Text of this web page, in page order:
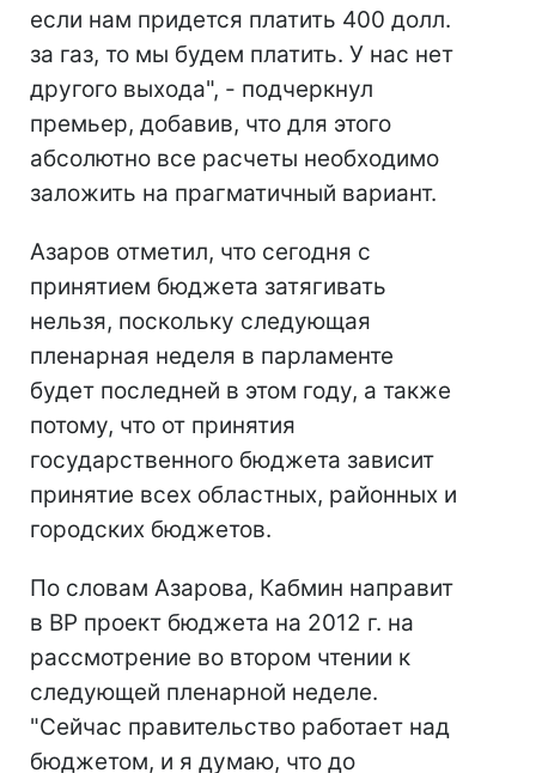
если нам придется платить 400 долл.
за газ, то мы будем платить. У нас нет
другого выхода", - подчеркнул
премьер, добавив, что для этого
абсолютно все расчеты необходимо
заложить на прагматичный вариант.
Азаров отметил, что сегодня с
принятием бюджета затягивать
нельзя, поскольку следующая
пленарная неделя в парламенте
будет последней в этом году, а также
потому, что от принятия
государственного бюджета зависит
принятие всех областных, районных и
городских бюджетов.
По словам Азарова, Кабмин направит
в ВР проект бюджета на 2012 г. на
рассмотрение во втором чтении к
следующей пленарной неделе.
"Сейчас правительство работает над
бюджетом, и я думаю, что до